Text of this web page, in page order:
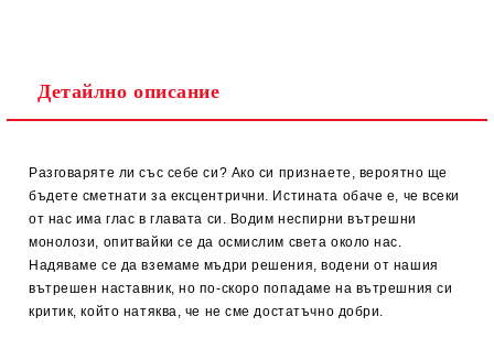
Детайлно описание
Разговаряте ли със себе си? Ако си признаете, вероятно ще
бъдете сметнати за ексцентрични. Истината обаче е, че всеки
от нас има глас в главата си. Водим неспирни вътрешни
монолози, опитвайки се да осмислим света около нас.
Надяваме се да вземаме мъдри решения, водени от нашия
вътрешен наставник, но по-скоро попадаме на вътрешния си
критик, който натяква, че не сме достатъчно добри.